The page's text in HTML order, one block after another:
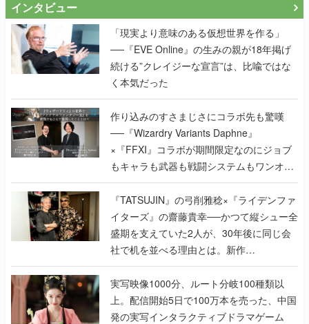
く本気だった
作り込みのすさまじさにコラボ先も驚嘆
──『Wizardry Variants Daphne』
×『FFXI』コラボが期間限定なのにジョブ
もキャラも武器も戦闘システムもワンオフ
で作り込まれた理由を両ディレクターに聞
く
『TATSUJIN』の弓削雅稔×『ライデンファ
イターズ』の齋藤貴幸──かつて縦シュー全
盛期を支えていた2人が、30年後に同じ会
社で机を並べる理由とは。新作
『TATSUJIN EXTREME』で初タッグを組
んだレジェンド2人に訊く開発秘話
実写映像1000分、ルート分岐100種類以
上。配信開始5日で100万本を売った、中国
発の実写インタラクティブドラマゲーム
『盛世天下：女帝への道II』の、規模が違
うこだわりをプロデューサーに聞いた
半年でアプリストアをオープン？ スマホア